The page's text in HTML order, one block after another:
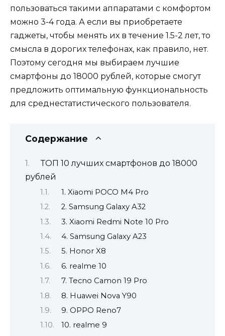
пользоваться такими аппаратами с комфортом
можно 3-4 года. А если вы приобретаете
гаджеты, чтобы менять их в течение 1.5-2 лет, то
смысла в дорогих телефонах, как правило, нет.
Поэтому сегодня мы выбираем лучшие
смартфоны до 18000 рублей, которые смогут
предложить оптимальную функциональность
для среднестатистического пользователя.
Содержание
ТОП 10 лучших смартфонов до 18000
рублей
1. Xiaomi POCO M4 Pro
2. Samsung Galaxy A32
3. Xiaomi Redmi Note 10 Pro
4. Samsung Galaxy A23
5. Honor X8
6. realme 10
7. Tecno Camon 19 Pro
8. Huawei Nova Y90
9. OPPO Reno7
10. realme 9